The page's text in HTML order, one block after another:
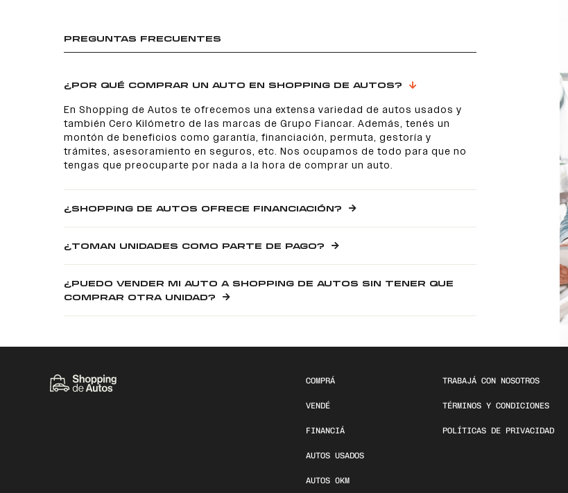
PREGUNTAS FRECUENTES
¿POR QUÉ COMPRAR UN AUTO EN SHOPPING DE AUTOS?
En Shopping de Autos te ofrecemos una extensa variedad de autos usados y
también Cero Kilómetro de las marcas de Grupo Fiancar. Además, tenés un
montón de beneficios como garantía, financiación, permuta, gestoría y
trámites, asesoramiento en seguros, etc. Nos ocupamos de todo para que no
tengas que preocuparte por nada a la hora de comprar un auto.
¿SHOPPING DE AUTOS OFRECE FINANCIACIÓN?
¿TOMAN UNIDADES COMO PARTE DE PAGO?
¿PUEDO VENDER MI AUTO A SHOPPING DE AUTOS SIN TENER QUE
COMPRAR OTRA UNIDAD?
COMPRÁ
VENDÉ
FINANCIÁ
AUTOS USADOS
AUTOS 0KM
TRABAJÁ CON NOSOTROS
TÉRMINOS Y CONDICIONES
POLÍTICAS DE PRIVACIDAD